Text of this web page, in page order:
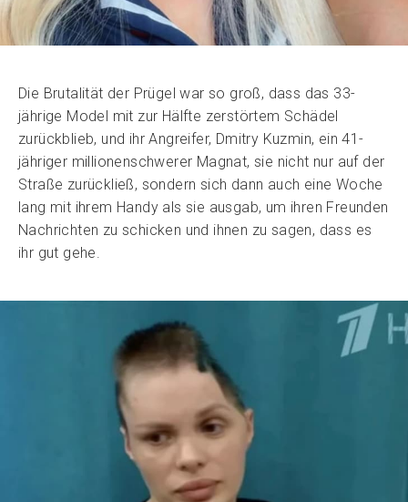
Die Brutalität der Prügel war so groß, dass das 33-
jährige Model mit zur Hälfte zerstörtem Schädel
zurückblieb, und ihr Angreifer, Dmitry Kuzmin, ein 41-
jähriger millionenschwerer Magnat, sie nicht nur auf der
Straße zurückließ, sondern sich dann auch eine Woche
lang mit ihrem Handy als sie ausgab, um ihren Freunden
Nachrichten zu schicken und ihnen zu sagen, dass es
ihr gut gehe.